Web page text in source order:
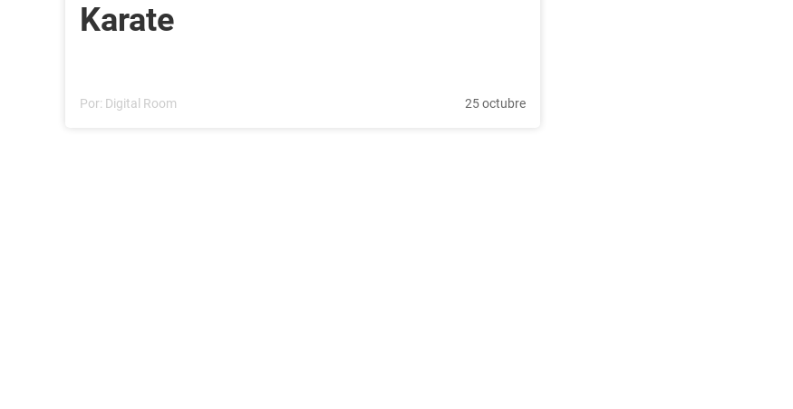
Karate
Por: Digital Room 25 octubre